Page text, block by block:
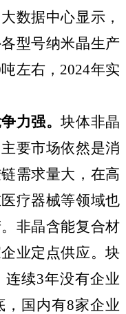
数据中心显示，
型号纳米晶生产
吨左右， 2024年实
力强。块体非晶
要市场依然是消
需求量大，在高
疗器械等领域也
非晶含能复合材
业定点供应。块
连续3年没有企业
，国内有8家企业